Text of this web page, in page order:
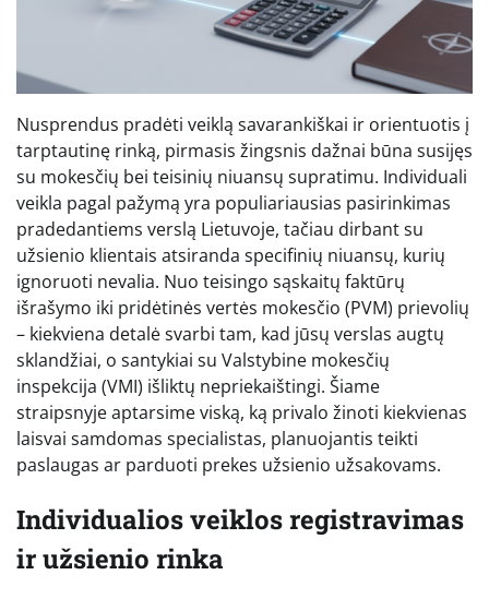
Nusprendus pradėti veiklą savarankiškai ir orientuotis į
tarptautinę rinką, pirmasis žingsnis dažnai būna susijęs
su mokesčių bei teisinių niuansų supratimu. Individuali
veikla pagal pažymą yra populiariausias pasirinkimas
pradedantiems verslą Lietuvoje, tačiau dirbant su
užsienio klientais atsiranda specifinių niuansų, kurių
ignoruoti nevalia. Nuo teisingo sąskaitų faktūrų
išrašymo iki pridėtinės vertės mokesčio (PVM) prievolių
– kiekviena detalė svarbi tam, kad jūsų verslas augtų
sklandžiai, o santykiai su Valstybine mokesčių
inspekcija (VMI) išliktų nepriekaištingi. Šiame
straipsnyje aptarsime viską, ką privalo žinoti kiekvienas
laisvai samdomas specialistas, planuojantis teikti
paslaugas ar parduoti prekes užsienio užsakovams.
Individualios veiklos registravimas
ir užsienio rinka